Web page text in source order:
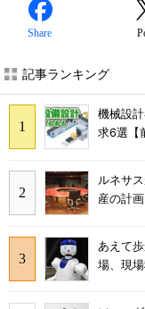
Share
記事ランキング
機械設
求6選【
ルネサ
産の計画
あえて
場、現